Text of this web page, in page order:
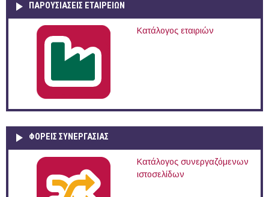
ΠΑΡΟΥΣΙΆΣΕΙΣ ΕΤΑΙΡΕΙΏΝ
Κατάλογος εταιριών
ΦΟΡΕΙΣ ΣΥΝΕΡΓΑΣΙΑΣ
Κατάλογος συνεργαζόμενων
ιστοσελίδων